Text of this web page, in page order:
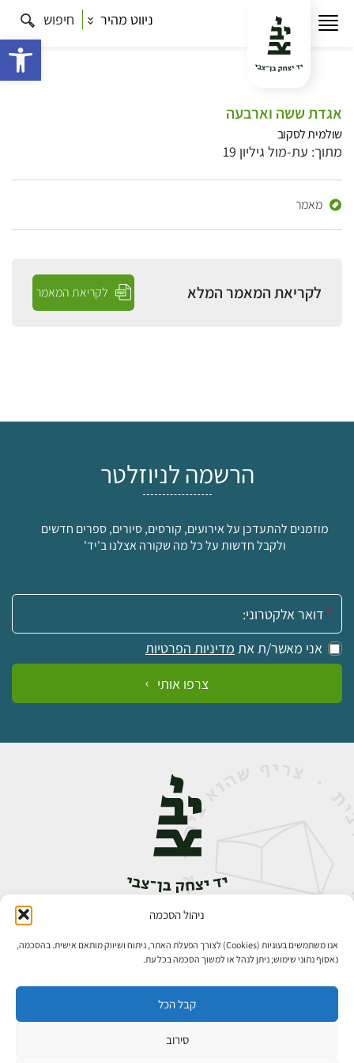
ניהול הסכמה
אנו משתמשים בעוגיות (Cookies) לצורך הפעלת האתר, ניתוח ושיווק מותאם אישית. בהסכמה,
נאסוף נתוני שימוש; ניתן לנהל או למשוך הסכמה בכל עת.
קבל הכל
סירוב
ניווט מהיר חיפוש
אגדת ששה וארבעה
שולמית לסקוב
מתוך: עת-מול גיליון 19
מאמר
לקריאת המאמר המלא לקריאת המאמר
הרשמה לניוזלטר
מוזמנים להתעדכן על אירועים, קורסים, סיורים, ספרים חדשים
ולקבל חדשות על כל מה שקורה אצלנו ב'יד'
אימייל:
אני מאשר/ת את מדיניות הפרטיות
צרפו אותי
אבן גבירול 14, רחביה, ירושלים